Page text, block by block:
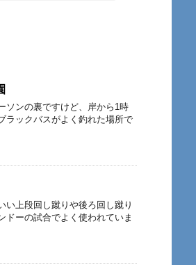
ソンの裏ですけど、岸から1時
ラックバスがよく釣れた場所で
上段回し蹴りや後ろ回し蹴り
ーの試合でよく使われていま